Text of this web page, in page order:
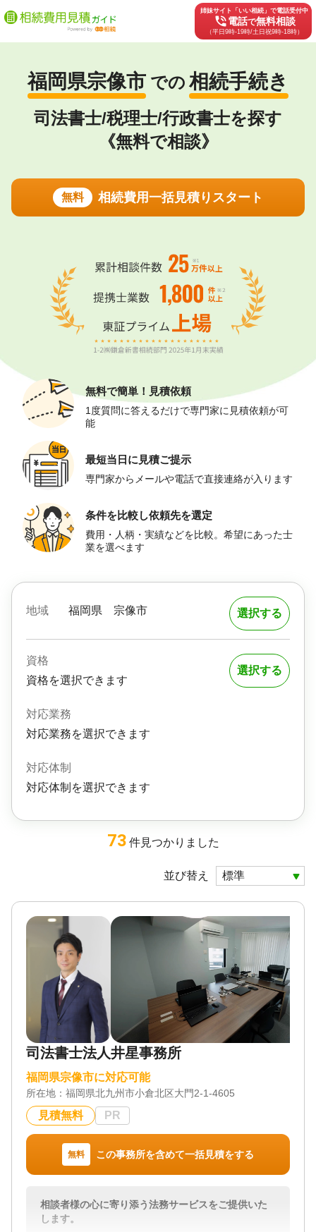
姉妹サイト「いい相続」で電話受付中
phone_in_talk電話で無料相談
（平日9時-19時/土日祝9時-18時）
福岡県宗像市 での 相続手続き
司法書士/税理士/行政書士を探す
《無料で相談》
無料 相続費用一括見積りスタート
無料で簡単！ 見積依頼
1度質問に答えるだけで専門家に見積依頼が可
能
最短当日に 見積ご提示
専門家からメールや電話で直接連絡が入ります
条件を比較し依頼先を選定
費用・人柄・実績などを比較。希望にあった士
業を選べます
地域 福岡県 宗像市 選択する
資格
資格を選択できます
対応業務
対応業務を選択できます
対応体制
対応体制を選択できます
選択する
73 件見つかりました
並び替え
司法書士法人井星事務所
福岡県宗像市に対応可能
所在地： 福岡県北九州市小倉北区大門2-1-4605
見積無料 PR
無料 この事務所を含めて一括見積をする
相談者様の心に寄り添う法務サービスをご提供いた
します。